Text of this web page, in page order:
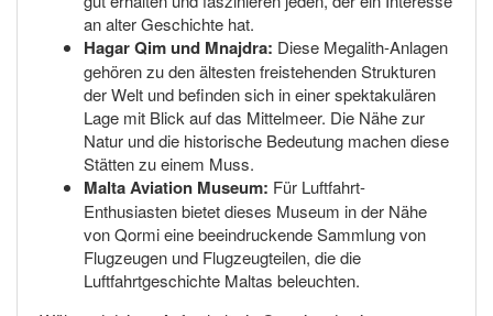
an alter Geschichte hat.
Hagar Qim und Mnajdra: Diese Megalith-Anlagen
gehören zu den ältesten freistehenden Strukturen
der Welt und befinden sich in einer spektakulären
Lage mit Blick auf das Mittelmeer. Die Nähe zur
Natur und die historische Bedeutung machen diese
Stätten zu einem Muss.
Malta Aviation Museum: Für Luftfahrt-
Enthusiasten bietet dieses Museum in der Nähe
von Qormi eine beeindruckende Sammlung von
Flugzeugen und Flugzeugteilen, die die
Luftfahrtgeschichte Maltas beleuchten.